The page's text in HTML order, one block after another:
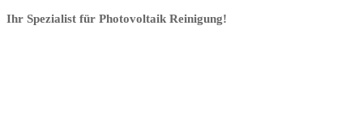
Ihr Spezialist für Photovoltaik Reinigung!